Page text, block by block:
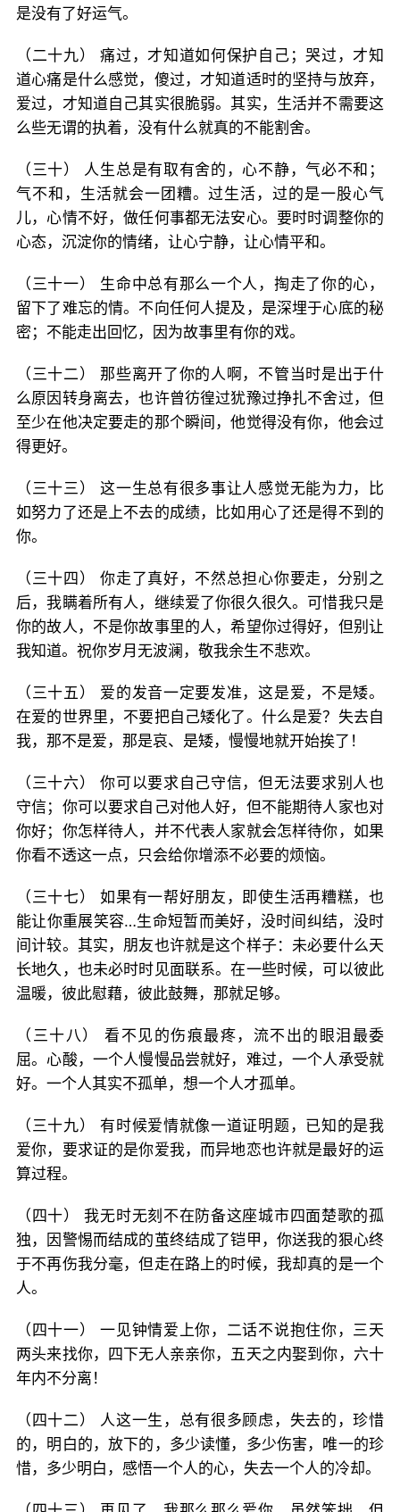
是没有了好运气。
（二十九） 痛过，才知道如何保护自己；哭过，才知
道心痛是什么感觉，傻过，才知道适时的坚持与放弃，
爱过，才知道自己其实很脆弱。其实，生活并不需要这
么些无谓的执着，没有什么就真的不能割舍。
（三十） 人生总是有取有舍的，心不静，气必不和；
气不和，生活就会一团糟。过生活，过的是一股心气
儿，心情不好，做任何事都无法安心。要时时调整你的
心态，沉淀你的情绪，让心宁静，让心情平和。
（三十一） 生命中总有那么一个人，掏走了你的心，
留下了难忘的情。不向任何人提及，是深埋于心底的秘
密；不能走出回忆，因为故事里有你的戏。
（三十二） 那些离开了你的人啊，不管当时是出于什
么原因转身离去，也许曾彷徨过犹豫过挣扎不舍过，但
至少在他决定要走的那个瞬间，他觉得没有你，他会过
得更好。
（三十三） 这一生总有很多事让人感觉无能为力，比
如努力了还是上不去的成绩，比如用心了还是得不到的
你。
（三十四） 你走了真好，不然总担心你要走，分别之
后，我瞒着所有人，继续爱了你很久很久。可惜我只是
你的故人，不是你故事里的人，希望你过得好，但别让
我知道。祝你岁月无波澜，敬我余生不悲欢。
（三十五） 爱的发音一定要发准，这是爱，不是矮。
在爱的世界里，不要把自己矮化了。什么是爱？失去自
我，那不是爱，那是哀、是矮，慢慢地就开始挨了！
（三十六） 你可以要求自己守信，但无法要求别人也
守信；你可以要求自己对他人好，但不能期待人家也对
你好；你怎样待人，并不代表人家就会怎样待你，如果
你看不透这一点，只会给你增添不必要的烦恼。
（三十七） 如果有一帮好朋友，即使生活再糟糕，也
能让你重展笑容…生命短暂而美好，没时间纠结，没时
间计较。其实，朋友也许就是这个样子：未必要什么天
长地久，也未必时时见面联系。在一些时候，可以彼此
温暖，彼此慰藉，彼此鼓舞，那就足够。
（三十八） 看不见的伤痕最疼，流不出的眼泪最委
屈。心酸，一个人慢慢品尝就好，难过，一个人承受就
好。一个人其实不孤单，想一个人才孤单。
（三十九） 有时候爱情就像一道证明题，已知的是我
爱你，要求证的是你爱我，而异地恋也许就是最好的运
算过程。
（四十） 我无时无刻不在防备这座城市四面楚歌的孤
独，因警惕而结成的茧终结成了铠甲，你送我的狠心终
于不再伤我分毫，但走在路上的时候，我却真的是一个
人。
（四十一） 一见钟情爱上你，二话不说抱住你，三天
两头来找你，四下无人亲亲你，五天之内娶到你，六十
年内不分离！
（四十二） 人这一生，总有很多顾虑，失去的，珍惜
的，明白的，放下的，多少读懂，多少伤害，唯一的珍
惜，多少明白，感悟一个人的心，失去一个人的冷却。